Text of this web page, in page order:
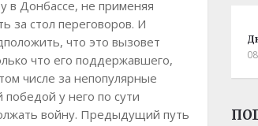
в Донбассе, не применяя
за стол переговоров. И
что это вызовет
что его поддержавшего,
числе за непопулярные
у него по сути
войну. Предыдущий путь